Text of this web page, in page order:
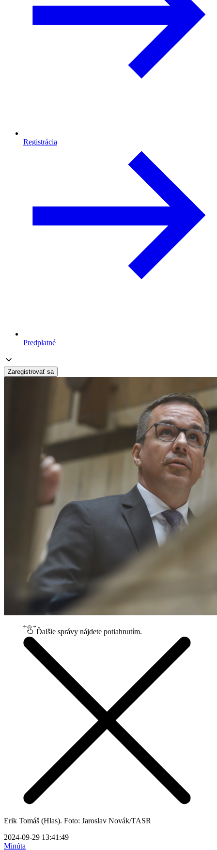
Registrácia
Predplatné
Zaregistrovať sa
Ďalšie správy nájdete potiahnutím.
Erik Tomáš (Hlas). Foto: Jaroslav Novák/TASR
2024-09-29 13:41:49
Minúta